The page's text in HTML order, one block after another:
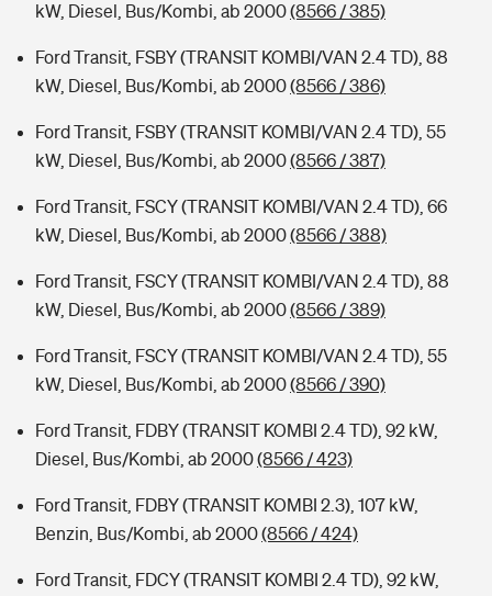
kW, Diesel, Bus/Kombi, ab 2000(8566 / 385)
Ford Transit, FSBY (TRANSIT KOMBI/VAN 2.4 TD), 88
kW, Diesel, Bus/Kombi, ab 2000(8566 / 386)
Ford Transit, FSBY (TRANSIT KOMBI/VAN 2.4 TD), 55
kW, Diesel, Bus/Kombi, ab 2000(8566 / 387)
Ford Transit, FSCY (TRANSIT KOMBI/VAN 2.4 TD), 66
kW, Diesel, Bus/Kombi, ab 2000(8566 / 388)
Ford Transit, FSCY (TRANSIT KOMBI/VAN 2.4 TD), 88
kW, Diesel, Bus/Kombi, ab 2000(8566 / 389)
Ford Transit, FSCY (TRANSIT KOMBI/VAN 2.4 TD), 55
kW, Diesel, Bus/Kombi, ab 2000(8566 / 390)
Ford Transit, FDBY (TRANSIT KOMBI 2.4 TD), 92 kW,
Diesel, Bus/Kombi, ab 2000(8566 / 423)
Ford Transit, FDBY (TRANSIT KOMBI 2.3), 107 kW,
Benzin, Bus/Kombi, ab 2000(8566 / 424)
Ford Transit, FDCY (TRANSIT KOMBI 2.4 TD), 92 kW,